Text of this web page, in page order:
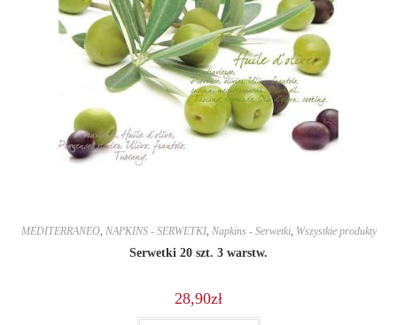
MEDITERRANEO, NAPKINS - SERWETKI, Napkins - Serwetki, Wszystkie produkty
Serwetki 20 szt. 3 warstw.
28,90zł